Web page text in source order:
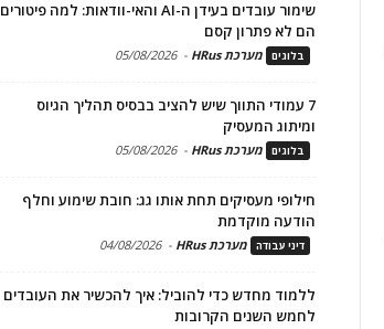
שימור עובדים בעידן ה-AI והאי-וודאות: למה פיטורים
הם לא פתרון קסם
בלוגים מערכת HRus -
05/08/2026
7 עמודי התווך שיש להציב בבסיס תהליך הגיוס
ומיתוג המעסיק
בלוגים מערכת HRus -
05/08/2026
חילופי מעסיקים תחת אותו גג: חובת שימוע וחלף
הודעה מוקדמת
דיני עבודה מערכת HRus -
04/08/2026
ללמוד מחדש כדי להוביל: איך להכשיר את העובדים
לחמש השנים הקרובות